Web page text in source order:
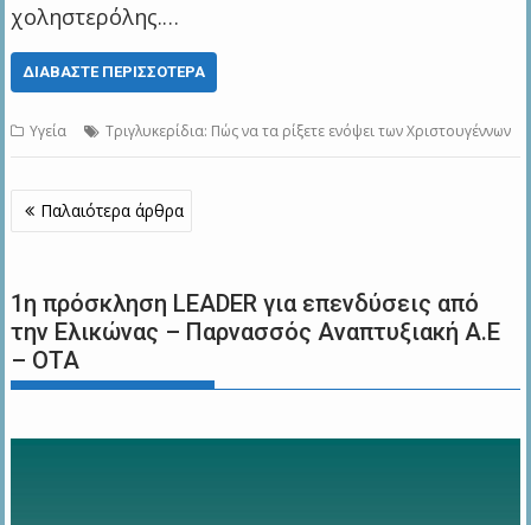
χοληστερόλης.…
ΔΙΑΒΆΣΤΕ ΠΕΡΙΣΣΌΤΕΡΑ
Υγεία Τριγλυκερίδια: Πώς να τα ρίξετε ενόψει των Χριστουγέννων
Πλοήγηση
άρθρων
Παλαιότερα άρθρα
1η πρόσκληση LEADER για επενδύσεις από
την Ελικώνας – Παρνασσός Αναπτυξιακή Α.Ε
– ΟΤΑ